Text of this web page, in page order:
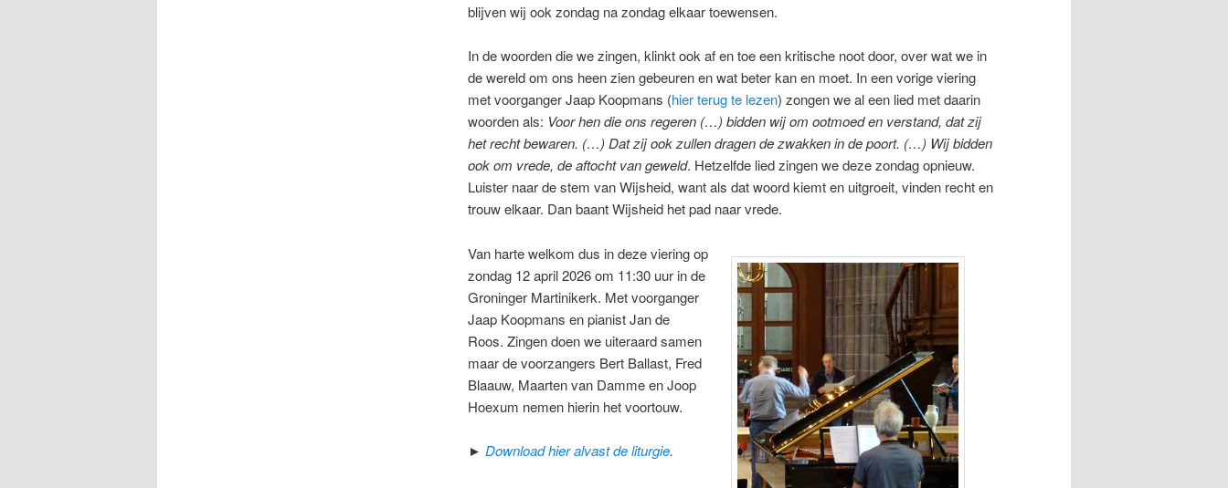
blijven wij ook zondag na zondag elkaar toewensen.
In de woorden die we zingen, klinkt ook af en toe een kritische noot door, over wat we in
de wereld om ons heen zien gebeuren en wat beter kan en moet. In een vorige viering
met voorganger Jaap Koopmans (hier terug te lezen) zongen we al een lied met daarin
woorden als: Voor hen die ons regeren (…) bidden wij om ootmoed en verstand, dat zij
het recht bewaren. (…) Dat zij ook zullen dragen de zwakken in de poort. (…) Wij bidden
ook om vrede, de aftocht van geweld. Hetzelfde lied zingen we deze zondag opnieuw.
Luister naar de stem van Wijsheid, want als dat woord kiemt en uitgroeit, vinden recht en
trouw elkaar. Dan baant Wijsheid het pad naar vrede.
Van harte welkom dus in deze viering op
zondag 12 april 2026 om 11:30 uur in de
Groninger Martinikerk. Met voorganger
Jaap Koopmans en pianist Jan de
Roos. Zingen doen we uiteraard samen
maar de voorzangers Bert Ballast, Fred
Blaauw, Maarten van Damme en Joop
Hoexum nemen hierin het voortouw.
► Download hier alvast de liturgie.